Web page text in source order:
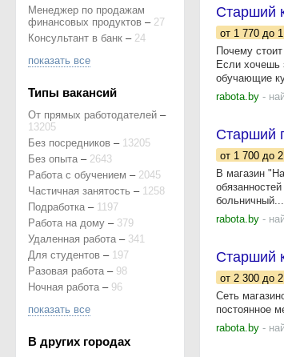
Старший
от 1 770 до
Почему
Если хочешь
обучающие
rabota.by -
Старший
от 1 700 до
В магазин
больничный...
rabota.by -
Старший
от 2 300 до
Сеть
постоянное
rabota.by -
Менеджер по продажам
финансовых продуктов – 27
Консультант в банк – 24
показать все
Типы вакансий
От прямых работодателей –
13205
Без посредников – 13205
Без опыта – 2643
Работа с обучением – 2045
Частичная занятость – 1258
Подработка – 1197
Работа на дому – 379
Удаленная работа – 341
Для студентов – 197
Разовая работа – 98
Ночная работа – 96
показать все
В других городах